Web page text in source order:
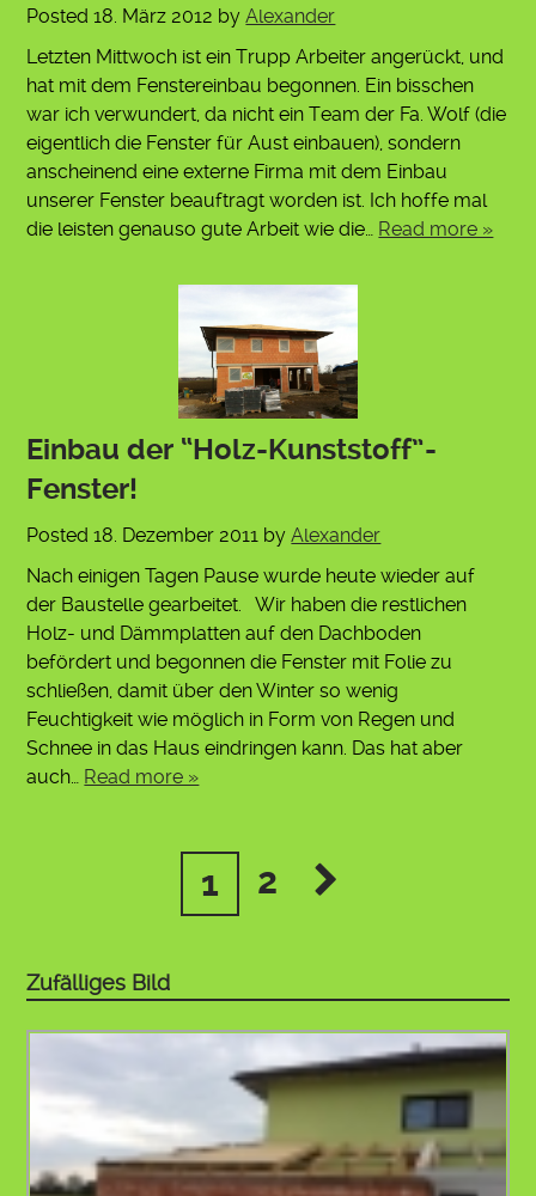
Posted18. März 2012 byAlexander
Letzten Mittwoch ist ein Trupp Arbeiter angerückt, und
hat mit dem Fenstereinbau begonnen. Ein bisschen
war ich verwundert, da nicht ein Team der Fa. Wolf (die
eigentlich die Fenster für Aust einbauen), sondern
anscheinend eine externe Firma mit dem Einbau
unserer Fenster beauftragt worden ist. Ich hoffe mal
die leisten genauso gute Arbeit wie die… Read more »
Einbau der “Holz-Kunststoff”-
Fenster!
Posted18. Dezember 2011 byAlexander
Nach einigen Tagen Pause wurde heute wieder auf
der Baustelle gearbeitet. Wir haben die restlichen
Holz- und Dämmplatten auf den Dachboden
befördert und begonnen die Fenster mit Folie zu
schließen, damit über den Winter so wenig
Feuchtigkeit wie möglich in Form von Regen und
Schnee in das Haus eindringen kann. Das hat aber
auch… Read more »
1 2
Zufälliges Bild